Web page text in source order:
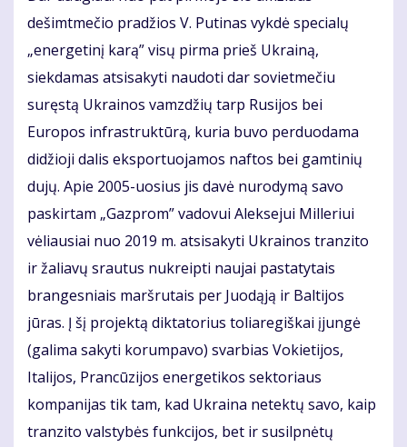
dešimtmečio pradžios V. Putinas vykdė specialų
„energetinį karą” visų pirma prieš Ukrainą,
siekdamas atsisakyti naudoti dar sovietmečiu
suręstą Ukrainos vamzdžių tarp Rusijos bei
Europos infrastruktūrą, kuria buvo perduodama
didžioji dalis eksportuojamos naftos bei gamtinių
dujų. Apie 2005-uosius jis davė nurodymą savo
paskirtam „Gazprom” vadovui Aleksejui Milleriui
vėliausiai nuo 2019 m. atsisakyti Ukrainos tranzito
ir žaliavų srautus nukreipti naujai pastatytais
brangesniais maršrutais per Juodąją ir Baltijos
jūras. Į šį projektą diktatorius toliaregiškai įjungė
(galima sakyti korumpavo) svarbias Vokietijos,
Italijos, Prancūzijos energetikos sektoriaus
kompanijas tik tam, kad Ukraina netektų savo, kaip
tranzito valstybės funkcijos, bet ir susilpnėtų